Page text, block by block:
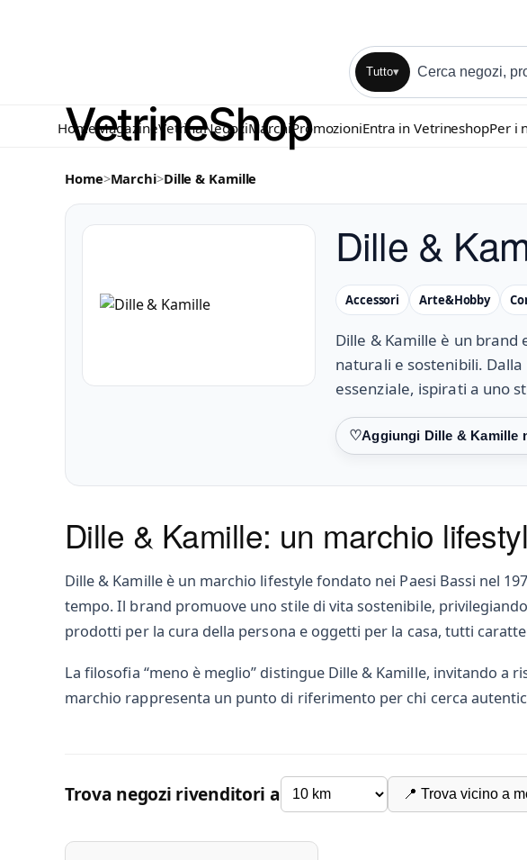
Tutto▾
HomeMagazineVetrinaNegoziMarchi PromozioniEntra in VetrineshopPer i
Home>Marchi>Dille & Kamille
Dille &
Accessori Arte&Hobby
Dille & Kamille è un
naturali e sostenibili.
essenziale, ispirati a uno
Preferiti
Dille & Kamille: un marchio
Dille & Kamille è un marchio lifestyle fondato nei Paesi Bassi nel
tempo. Il brand promuove uno stile di vita sostenibile,
prodotti per la cura della persona e oggetti per la casa, tutti
La filosofia “meno è meglio” distingue Dille & Kamille, invitando a
marchio rappresenta un punto di riferimento per chi cerca
Trova negozi rivenditori a 📍 Trova vicino a